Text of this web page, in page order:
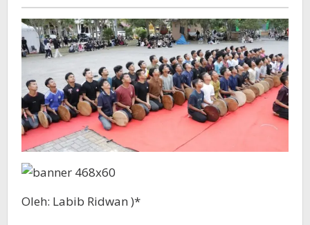
Kolosal
dan
Peragaan
Busana
Aceh
Oleh: Labib Ridwan )*